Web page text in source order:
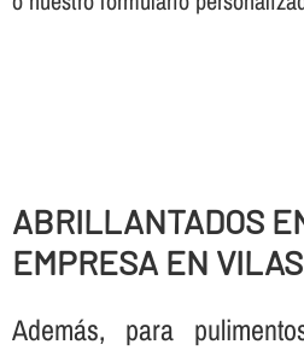
ABRILLANTADOS
EMPRESA EN
Además, para